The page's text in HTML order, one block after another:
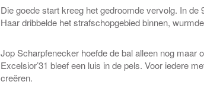
Die goede start kreeg het gedroomde vervolg. In
Haar dribbelde het strafschopgebied binnen,
Jop Scharpfenecker hoefde de bal alleen nog
Excelsior’31 bleef een luis in de pels. Voor iedere
creëren.